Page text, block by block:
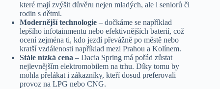
které mají zvýšit důvěru nejen mladých, ale i seniorů či
rodin s dětmi.
Modernější technologie – dočkáme se například
lepšího infotainmentu nebo efektivnějších baterií, což
ocení zejména ti, kdo jezdí převážně po městě nebo
kratší vzdálenosti například mezi Prahou a Kolínem.
Stále nízká cena – Dacia Spring má pořád zůstat
nejlevnějším elektromobilem na trhu. Díky tomu by
mohla přelákat i zákazníky, kteří dosud preferovali
provoz na LPG nebo CNG.